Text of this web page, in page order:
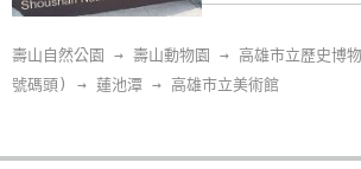
度
管
壽山自然公園 → 壽山動物園 → 高雄市立歷史博
號碼頭) → 蓮池潭 → 高雄市立美術館